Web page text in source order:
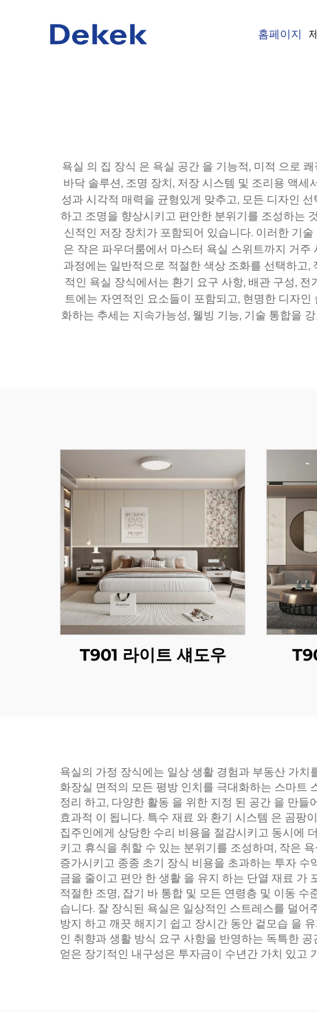
홈페이지
욕실 의 집 장식 은 욕실 공간 을 기능적, 미적 으로
바닥 솔루션, 조명 장치, 저장 시스템 및 조리용 액
성과 시각적 매력을 균형있게 맞추고, 모든 디자인
하고 조명을 향상시키고 편안한 분위기를 조성하는
신적인 저장 장치가 포함되어 있습니다. 이러한 기
은 작은 파우더룸에서 마스터 욕실 스위트까지 거
과정에는 일반적으로 적절한 색상 조화를 선택하고
적인 욕실 장식에서는 환기 요구 사항, 배관 구성,
트에는 자연적인 요소들이 포함되고, 현명한 디자
화하는 추세는 지속가능성, 웰빙 기능, 기술 통합을
T901 라이트 섀도우
욕실의 가정 장식에는 일상 생활 경험과 부동산 가
화장실 면적의 모든 평방 인치를 극대화하는 스마트
정리 하고, 다양한 활동 을 위한 지정 된 공간 을 만
효과적 이 됩니다. 특수 재료 와 환기 시스템 은 곰팡
집주인에게 상당한 수리 비용을 절감시키고 동시에
키고 휴식을 취할 수 있는 분위기를 조성하며, 작은
증가시키고 종종 초기 장식 비용을 초과하는 투자
금을 줄이고 편안 한 생활 을 유지 하는 단열 재료 가
적절한 조명, 잡기 바 통합 및 모든 연령층 및 이동
습니다. 잘 장식된 욕실은 일상적인 스트레스를 덜
방지 하고 깨끗 해지기 쉽고 장시간 동안 겉모습 을
인 취향과 생활 방식 요구 사항을 반영하는 독특한
얻은 장기적인 내구성은 투자금이 수년간 가치 있고